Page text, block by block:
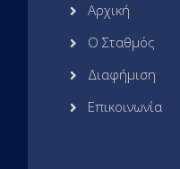
Αρχική
Ο Σταθμός
Διαφήμιση
Επικοινωνία